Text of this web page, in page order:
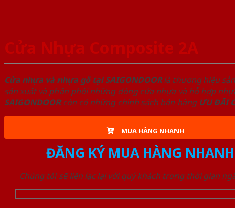
Cửa Nhựa Composite 2A
Cửa nhựa và nhựa gỗ tại SAIGONDOORlà thương hiệu
sản xuất và phân phối những dòng cửa nhựa và hỗ hợp
SAIGONDOORcòn có những chính sách bán hàng ƯU ĐÃI
MUA HÀNG NHANH
ĐĂNG KÝ MUA HÀNG NHANH
Chúng tôi sẽ liên lạc lại với quý khách trong thời gian